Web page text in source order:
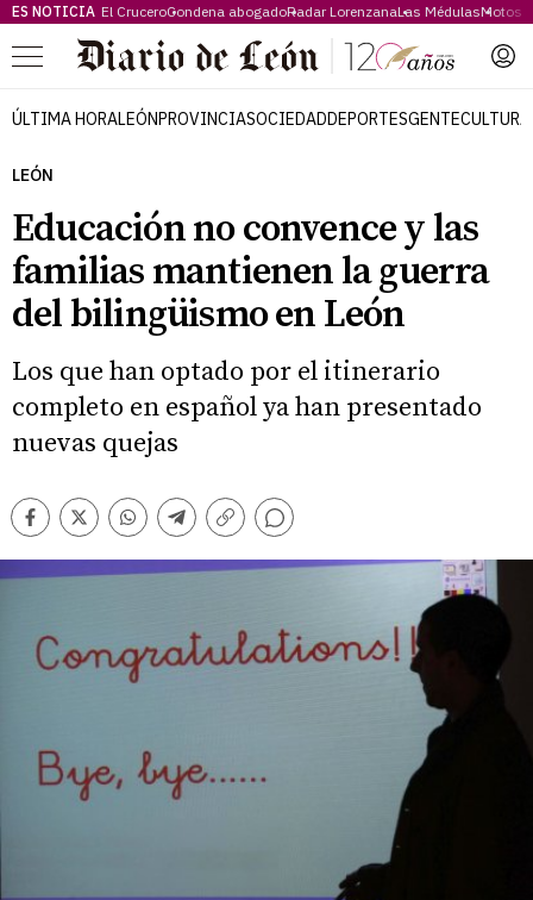
ES NOTICIA El CruceroCondena abogadoRadar LorenzanaLas MédulasMotos
Menú
ÚLTIMA HORALEÓNPROVINCIASOCIEDADDEPORTESGENTECULTURA
LEÓN
Educación no convence y las
familias mantienen la guerra
del bilingüismo en León
Los que han optado por el itinerario
completo en español ya han presentado
nuevas quejas
Facebook
TwitterWhatsappTelegram
Copiar
Comentarios